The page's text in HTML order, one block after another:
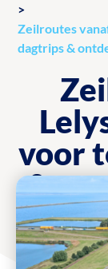
>
Zeilroutes
dagtrips &
voor
&